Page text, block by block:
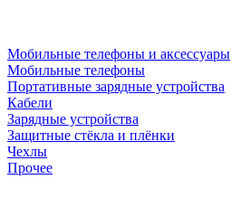
Мобильные телефоны и аксессуары
Мобильные телефоны
Портативные зарядные устройства
Кабели
Зарядные устройства
Защитные стёкла и плёнки
Чехлы
Прочее